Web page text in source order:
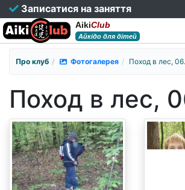
Записатися на заняття
AikiClub
Айкідо для дітей
Про клуб Фотогалерея Поход в лес,
Поход в лес,